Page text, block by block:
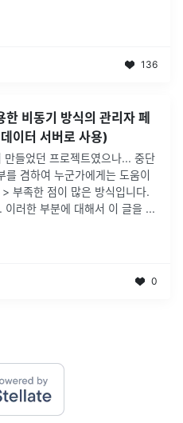
136
비동기 방식의 관리자 페
이터 서버로 사용)
들었던 프로젝트였으나... 중단
를 겸하여 누군가에게는 도움이
부족한 점이 많은 방식입니다.
이러한 부분에 대해서 이 글을 ...
0